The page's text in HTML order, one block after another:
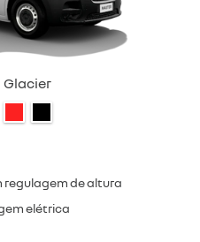
Glacier
regulagem de altura
elétrica